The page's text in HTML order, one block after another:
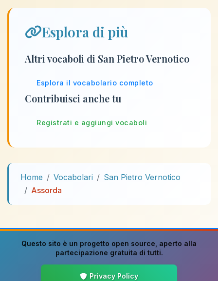
Esplora di più
Altri vocaboli di San Pietro Vernotico
Esplora il vocabolario completo
Contribuisci anche tu
Registrati e aggiungi vocaboli
Home Vocabolari
San Pietro Vernotico
Assorda
Questo sito è un progetto open source , aperto alla
partecipazione gratuita di tutti.
Privacy Policy